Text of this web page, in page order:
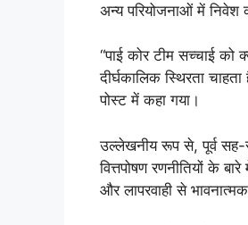
अन्य परियोजनाओं में निवेश
“पाई कोर टीम सच्चाई को
दीर्घकालिक स्थिरता
पोस्ट में कहा गया।
उल्लेखनीय रूप से, पूर्व सह-
वित्तपोषण रणनीतियों के
और लापरवाही से